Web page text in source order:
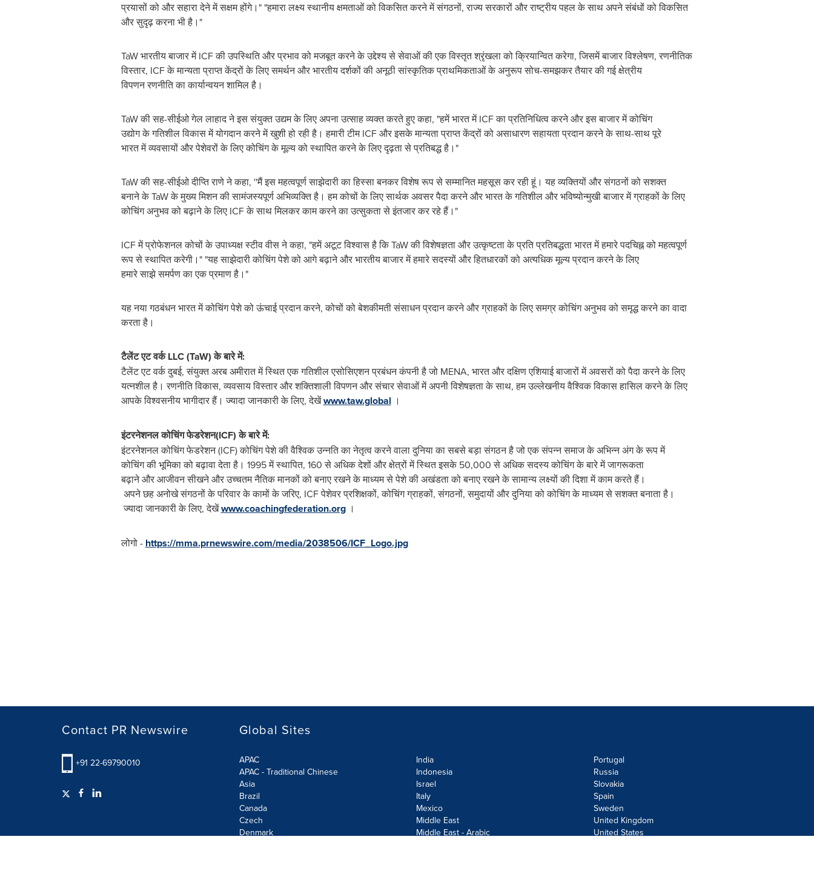
प्रयासों को और सहारा देने में सक्षम होंगे।" "हमारा लक्ष्य स्थानीय क्षमताओं को विकसित करने में संगठनों, राज्य सरकारों और राष्ट्रीय पहल के साथ अपने संबंधों को विकसित
और सुदृढ़ करना भी है।"
TaW भारतीय बाजार में ICF की उपस्थिति और प्रभाव को मजबूत करने के उद्देश्य से सेवाओं की एक विस्तृत श्रृंखला को क्रियान्वित करेगा, जिसमें बाजार विश्लेषण, रणनीतिक
विस्तार, ICF के मान्यता प्राप्त केंद्रों के लिए समर्थन और भारतीय दर्शकों की अनूठी सांस्कृतिक प्राथमिकताओं के अनुरूप सोच-समझकर तैयार की गई क्षेत्रीय
विपणन रणनीति का कार्यान्वयन शामिल है।
TaW की सह-सीईओ गेल लाहाद ने इस संयुक्त उद्यम के लिए अपना उत्साह व्यक्त करते हुए कहा, "हमें भारत में ICF का प्रतिनिधित्व करने और इस बाजार में कोचिंग
उद्योग के गतिशील विकास में योगदान करने में खुशी हो रही है। हमारी टीम ICF और इसके मान्यता प्राप्त केंद्रों को असाधारण सहायता प्रदान करने के साथ-साथ पूरे
भारत में व्यवसायों और पेशेवरों के लिए कोचिंग के मूल्य को स्थापित करने के लिए दृढ़ता से प्रतिबद्ध है।"
TaW की सह-सीईओ दीप्ति राणे ने कहा, ''मैं इस महत्वपूर्ण साझेदारी का हिस्सा बनकर विशेष रूप से सम्मानित महसूस कर रही हूं। यह व्यक्तियों और संगठनों को सशक्त
बनाने के TaW के मुख्य मिशन की सामंजस्यपूर्ण अभिव्यक्ति है। हम कोचों के लिए सार्थक अवसर पैदा करने और भारत के गतिशील और भविष्योन्मुखी बाजार में ग्राहकों के लिए
कोचिंग अनुभव को बढ़ाने के लिए ICF के साथ मिलकर काम करने का उत्सुकता से इंतजार कर रहे हैं।"
ICF में प्रोफेशनल कोचों के उपाध्यक्ष स्टीव वीस ने कहा, "हमें अटूट विश्वास है कि TaW की विशेषज्ञता और उत्कृष्टता के प्रति प्रतिबद्धता भारत में हमारे पदचिह्न को महत्वपूर्ण
रूप से स्थापित करेगी।" "यह साझेदारी कोचिंग पेशे को आगे बढ़ाने और भारतीय बाजार में हमारे सदस्यों और हितधारकों को अत्यधिक मूल्य प्रदान करने के लिए
हमारे साझे समर्पण का एक प्रमाण है।"
यह नया गठबंधन भारत में कोचिंग पेशे को ऊंचाई प्रदान करने, कोचों को बेशकीमती संसाधन प्रदान करने और ग्राहकों के लिए समग्र कोचिंग अनुभव को समृद्ध करने का वादा
करता है।
टैलेंटएटवर्कLLC (TaW)केबारेमें:
टैलेंट एट वर्क दुबई, संयुक्त अरब अमीरात में स्थित एक गतिशील एसोसिएशन प्रबंधन कंपनी है जो MENA, भारत और दक्षिण एशियाई बाजारों में अवसरों को पैदा करने के लिए
यत्नशील है। रणनीति विकास, व्यवसाय विस्तार और शक्तिशाली विपणन और संचार सेवाओं में अपनी विशेषज्ञता के साथ, हम उल्लेखनीय वैश्विक विकास हासिल करने के लिए
आपके विश्वसनीय भागीदार हैं। ज्यादा जानकारी के लिए, देखेंwww.taw.global ।
इंटरनेशनलकोचिंगफेडरेशन(ICF)केबारेमें:
इंटरनेशनल कोचिंग फेडरेशन (ICF) कोचिंग पेशे की वैश्विक उन्नति का नेतृत्व करने वाला दुनिया का सबसे बड़ा संगठन है जो एक संपन्न समाज के अभिन्न अंग के रूप में
कोचिंग की भूमिका को बढ़ावा देता है। 1995 में स्थापित, 160 से अधिक देशों और क्षेत्रों में स्थित इसके 50,000 से अधिक सदस्य कोचिंग के बारे में जागरूकता
बढ़ाने और आजीवन सीखने और उच्चतम नैतिक मानकों को बनाए रखने के माध्यम से पेशे की अखंडता को बनाए रखने के सामान्य लक्ष्यों की दिशा में काम करते हैं।
अपने छह अनोखे संगठनों के परिवार के कामों के जरिए, ICF पेशेवर प्रशिक्षकों, कोचिंग ग्राहकों, संगठनों, समुदायों और दुनिया को कोचिंग के माध्यम से सशक्त बनाता है।
ज्यादा जानकारी के लिए, देखेंwww.coachingfederation.org।
लोगो - https://mma.prnewswire.com/media/2038506/ICF_Logo.jpg
Contact PR Newswire
+91 22-69790010
Global Sites
APAC
APAC - Traditional Chinese
Asia
Brazil
Canada
Czech
Denmark
India
Indonesia
Israel
Italy
Mexico
Middle East
Middle East - Arabic
Portugal
Russia
Slovakia
Spain
Sweden
United Kingdom
United States